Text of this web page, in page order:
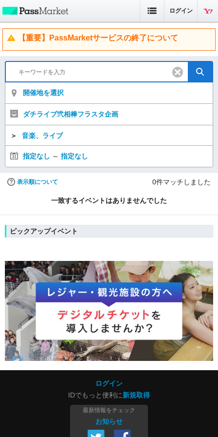
ログイン
【重要】PassMarketサービスの終了について
開催地を選択
ダチライブ弐相棒フラスタ企画
＞ 音楽、ライブ
指定なし ～ 指定なし
表示順について 0件マッチしました
一致するイベントはありませんでした
ピックアップイベント
ログイン
IDでもっと便利に新規取得
最新情報をチェック
お知らせ